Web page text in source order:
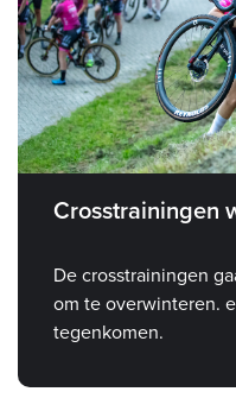
Crosstrainingen
De crosstrainingen
om te overwinteren.
tegenkomen.